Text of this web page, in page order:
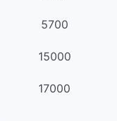
5700
15000
17000